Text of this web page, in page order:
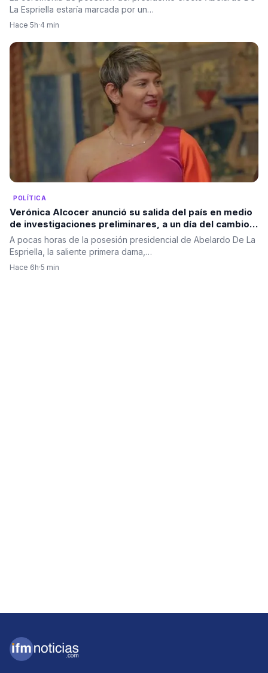
La Espriella estaría marcada por un…
Hace 5h·4 min
POLÍTICA
Verónica Alcocer anunció su salida del país en medio
de investigaciones preliminares, a un día del cambio
de gobierno. La pregunta es: ¿también se irá Petro?
A pocas horas de la posesión presidencial de Abelardo De La
Espriella, la saliente primera dama,…
Hace 6h·5 min